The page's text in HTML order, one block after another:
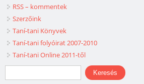
RSS – kommentek
Szerzőink
Taní-tani Könyvek
Taní-tani folyóirat 2007-2010
Taní-tani Online 2011-től
Keresés űrlap
Keresés